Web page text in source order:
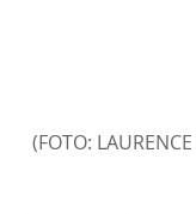
(FOTO: